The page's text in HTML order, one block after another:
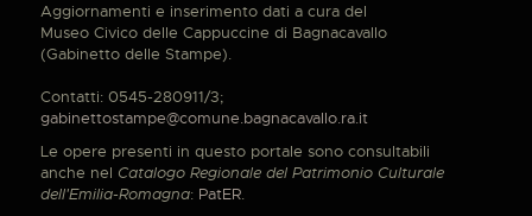
Aggiornamenti e inserimento dati a cura del
Museo Civico delle Cappuccine di Bagnacavallo
(Gabinetto delle Stampe).
Contatti: 0545-280911/3;
gabinettostampe@comune.bagnacavallo.ra.it
Le opere presenti in questo portale sono consultabili
anche nel Catalogo Regionale del Patrimonio Culturale
dell'Emilia-Romagna: PatER.